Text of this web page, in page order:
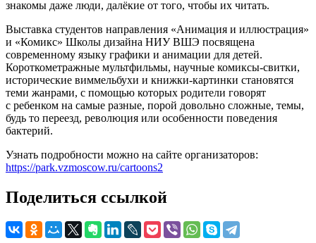
знакомы даже люди, далёкие от того, чтобы их читать.
Выставка студентов направления «Анимация и иллюстрация»
и «Комикс» Школы дизайна НИУ ВШЭ посвящена
современному языку графики и анимации для детей.
Короткометражные мультфильмы, научные комиксы-свитки,
исторические виммельбухи и книжки-картинки становятся
теми жанрами, с помощью которых родители говорят
с ребенком на самые разные, порой довольно сложные, темы,
будь то переезд, революция или особенности поведения
бактерий.
Узнать подробности можно на сайте организаторов:
https://park.vzmoscow.ru/cartoons2
Поделиться ссылкой